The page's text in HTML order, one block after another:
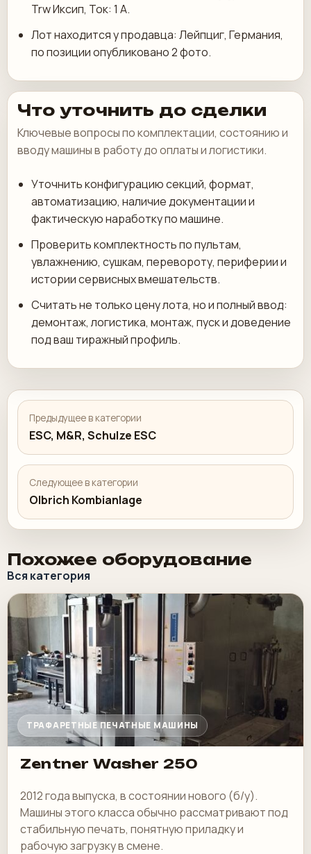
Trw Иксип, Ток: 1 А.
Лот находится у продавца: Лейпциг, Германия,
по позиции опубликовано 2 фото.
Что уточнить до сделки
Ключевые вопросы по комплектации, состоянию и
вводу машины в работу до оплаты и логистики.
Уточнить конфигурацию секций, формат,
автоматизацию, наличие документации и
фактическую наработку по машине.
Проверить комплектность по пультам,
увлажнению, сушкам, перевороту, периферии и
истории сервисных вмешательств.
Считать не только цену лота, но и полный ввод:
демонтаж, логистика, монтаж, пуск и доведение
под ваш тиражный профиль.
Предыдущее в категории
ESC, M&R, Schulze ESC
Следующее в категории
Olbrich Kombianlage
Похожее оборудование
Вся категория
ТРАФАРЕТНЫЕ ПЕЧАТНЫЕ МАШИНЫ
Zentner Washer 250
2012 года выпуска, в состоянии нового (б/у).
Машины этого класса обычно рассматривают под
стабильную печать, понятную приладку и
рабочую загрузку в смене.